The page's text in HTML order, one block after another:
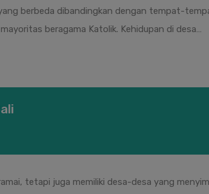
berbeda dibandingkan dengan tempat-
beragama Katolik. Kehidupan di desa…
tetapi juga memiliki desa-desa yang